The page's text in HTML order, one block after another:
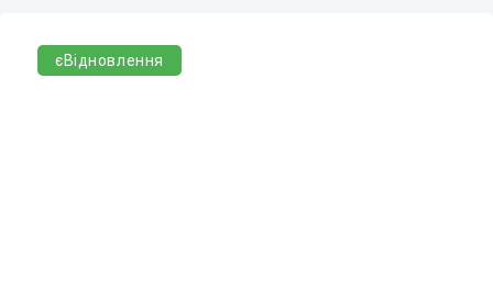
єВідновлення